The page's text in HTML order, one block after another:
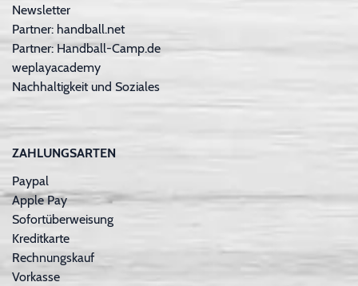
Newsletter
Partner: handball.net
Partner: Handball-Camp.de
weplayacademy
Nachhaltigkeit und Soziales
ZAHLUNGSARTEN
Paypal
Apple Pay
Sofortüberweisung
Kreditkarte
Rechnungskauf
Vorkasse